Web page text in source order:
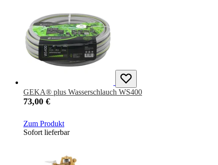
GEKA® plus Wasserschlauch WS400
73,00 €
Zum Produkt
Sofort lieferbar